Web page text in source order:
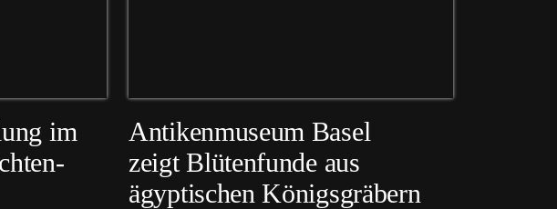
im
Antikenmuseum Basel
zeigt Blütenfunde aus
ägyptischen Königsgräbern